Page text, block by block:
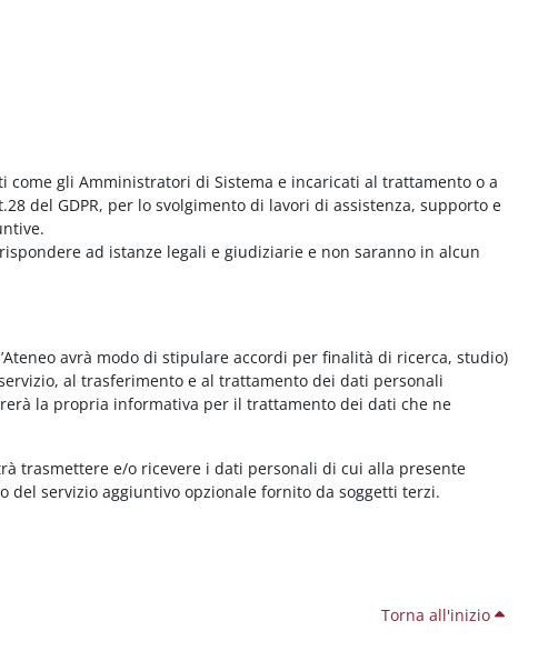
come gli Amministratori di Sistema e incaricati al trattamento o a
del GDPR, per lo svolgimento di lavori di assistenza, supporto e
ad istanze legali e giudiziarie e non saranno in alcun
avrà modo di stipulare accordi per finalità di ricerca, studio)
al trasferimento e al trattamento dei dati personali
la propria informativa per il trattamento dei dati che ne
trasmettere e/o ricevere i dati personali di cui alla presente
del servizio aggiuntivo opzionale fornito da soggetti terzi.
Torna all'inizio